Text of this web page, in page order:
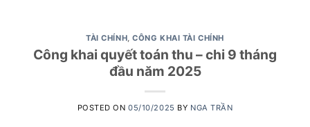
TÀI CHÍNH,CÔNG KHAI TÀI CHÍNH
Công khai quyết toán thu – chi 9 tháng
đầu năm 2025
POSTED ON05/10/2025 BY NGA TRẦN